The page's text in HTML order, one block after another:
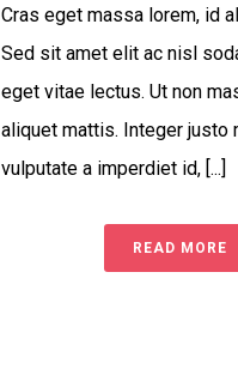
Cras eget massa lorem, id
Sed sit amet elit ac nisl
eget vitae lectus. Ut non
aliquet mattis. Integer justo
vulputate a imperdiet id, [...]
READ MORE